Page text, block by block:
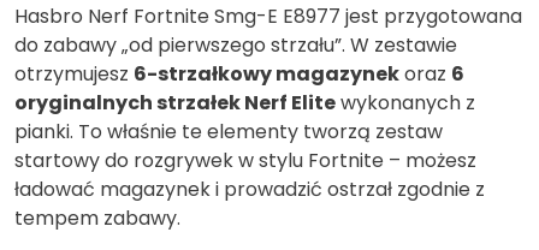
Hasbro Nerf Fortnite Smg-E E8977 jest przygotowana
do zabawy „od pierwszego strzału”. W zestawie
otrzymujesz 6-strzałkowy magazynekoraz 6
oryginalnych strzałek Nerf Elitewykonanych z
pianki. To właśnie te elementy tworzą zestaw
startowy do rozgrywek w stylu Fortnite – możesz
ładować magazynek i prowadzić ostrzał zgodnie z
tempem zabawy.